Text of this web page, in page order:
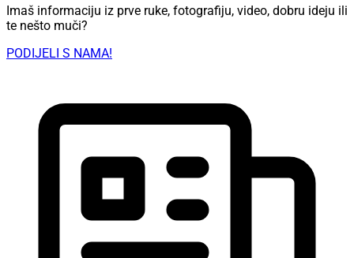
Imaš informaciju iz prve ruke, fotografiju, video, dobru ideju ili
te nešto muči?
PODIJELI S NAMA!